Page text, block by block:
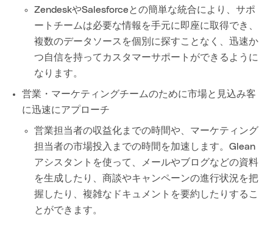
ZendeskやSalesforceとの簡単な統合により、サポ
ートチームは必要な情報を手元に即座に取得でき、
複数のデータソースを個別に探すことなく、迅速か
つ自信を持ってカスタマーサポートができるように
なります。
営業・マーケティングチームのために市場と見込み客
に迅速にアプローチ
営業担当者の収益化までの時間や、マーケティング
担当者の市場投入までの時間を加速します。Glean
アシスタントを使って、メールやブログなどの資料
を生成したり、商談やキャンペーンの進行状況を把
握したり、複雑なドキュメントを要約したりするこ
とができます。